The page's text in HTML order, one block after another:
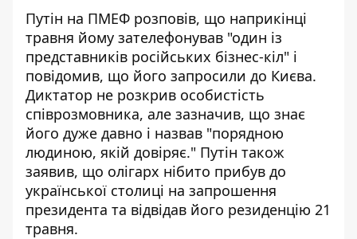
Путін на ПМЕФ розповів, що наприкінці
травня йому зателефонував "один із
представників російських бізнес-кіл" і
повідомив, що його запросили до Києва.
Диктатор не розкрив особистість
співрозмовника, але зазначив, що знає
його дуже давно і назвав "порядною
людиною, якій довіряє." Путін також
заявив, що олігарх нібито прибув до
української столиці на запрошення
президента та відвідав його резиденцію 21
травня.